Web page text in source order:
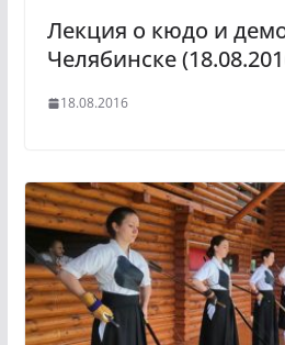
Лекция о кюдо и
Челябинске
18.08.2016